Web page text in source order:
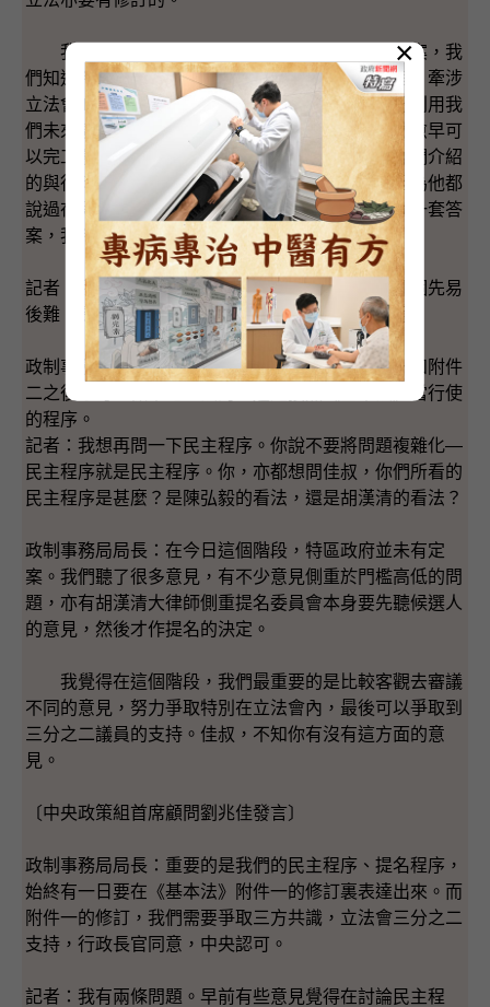
我們在二ＯＯ五年，用了大約兩年來推一套方案，我
們知道今次我們要處理普選的議題是牽涉行政長官、牽涉
立法會的普選，是比較複雜。所以我們很希望充分利用我
們未來這五年任期，我們盡早開展這項工作，當然愈早可
以完工愈好，但這整個過程是互動的。我今日為你們介紹
的與行政長官在參選期間所講的言論是脗合的，因為他都
說過在第三任在位期間為香港處理這個問題，尋找一套答
案，我今日只是說得比較仔細些。
記者：我想補充，是否．．．．應該是行政長官那個先易
後難。是否先修改附件一、附件二才做本地立法呢？
政制事務局局長：其實我們是一定要修訂了附件一和附件
二之後才可以做本地立法的，這是按照《基本法》當行使
的程序。
記者：我想再問一下民主程序。你說不要將問題複雜化—
民主程序就是民主程序。你，亦都想問佳叔，你們所看的
民主程序是甚麼？是陳弘毅的看法，還是胡漢清的看法？
政制事務局局長：在今日這個階段，特區政府並未有定
案。我們聽了很多意見，有不少意見側重於門檻高低的問
題，亦有胡漢清大律師側重提名委員會本身要先聽候選人
的意見，然後才作提名的決定。
我覺得在這個階段，我們最重要的是比較客觀去審議
不同的意見，努力爭取特別在立法會內，最後可以爭取到
三分之二議員的支持。佳叔，不知你有沒有這方面的意
見。
〔中央政策組首席顧問劉兆佳發言〕
政制事務局局長：重要的是我們的民主程序、提名程序，
始終有一日要在《基本法》附件一的修訂裏表達出來。而
附件一的修訂，我們需要爭取三方共識，立法會三分之二
支持，行政長官同意，中央認可。
記者：我有兩條問題。早前有些意見覺得在討論民主程
×